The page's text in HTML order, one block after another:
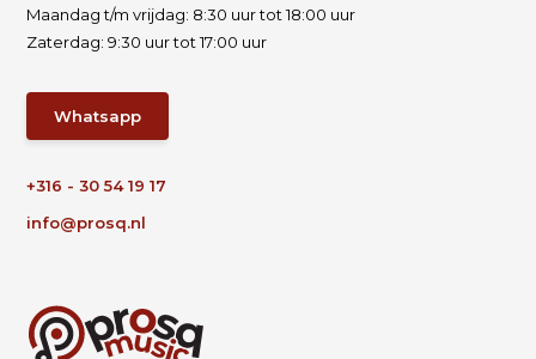
Maandag t/m vrijdag: 8:30 uur tot 18:00 uur
Zaterdag: 9:30 uur tot 17:00 uur
Whatsapp
+316 - 30 54 19 17
info@prosq.nl